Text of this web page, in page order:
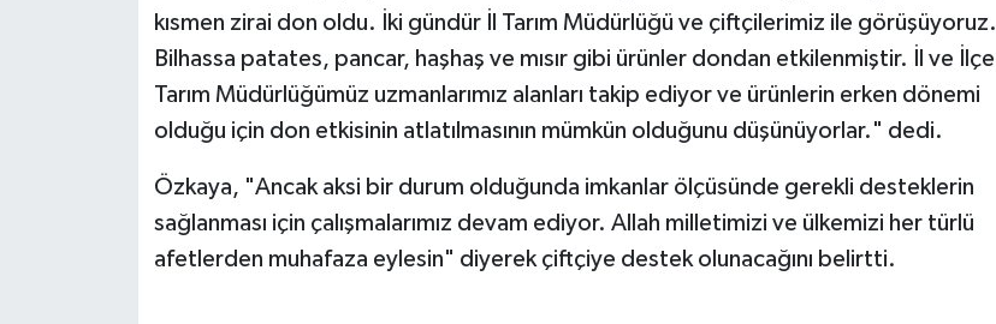
kısmen zirai don oldu. İki gündür İl Tarım Müdürlüğü ve çiftçilerimiz ile görüşüyoruz.
Bilhassa patates, pancar, haşhaş ve mısır gibi ürünler dondan etkilenmiştir. İl ve İlçe
Tarım Müdürlüğümüz uzmanlarımız alanları takip ediyor ve ürünlerin erken dönemi
olduğu için don etkisinin atlatılmasının mümkün olduğunu düşünüyorlar." dedi.
Özkaya, "Ancak aksi bir durum olduğunda imkanlar ölçüsünde gerekli desteklerin
sağlanması için çalışmalarımız devam ediyor. Allah milletimizi ve ülkemizi her türlü
afetlerden muhafaza eylesin" diyerek çiftçiye destek olunacağını belirtti.